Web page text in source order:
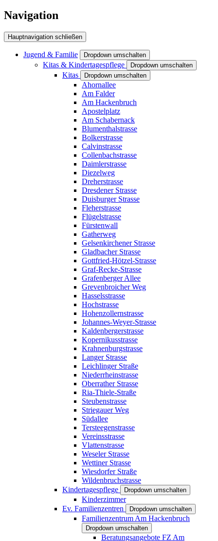
Navigation
Hauptnavigation schließen
Jugend & Familie Dropdown umschalten
Kitas & Kindertagespflege Dropdown umschalten
Kitas Dropdown umschalten
Ahornallee
Am Falder
Am Hackenbruch
Apostelplatz
Am Schabernack
Blumenthalstrasse
Bolkerstrasse
Calvinstrasse
Collenbachstrasse
Daimlerstrasse
Diezelweg
Dreherstrasse
Dresdener Strasse
Duisburger Strasse
Fleherstrasse
Flügelstrasse
Fürstenwall
Gatherweg
Gelsenkirchener Strasse
Gladbacher Strasse
Gottfried-Hötzel-Strasse
Graf-Recke-Strasse
Grafenberger Allee
Grevenbroicher Weg
Hasselsstrasse
Hochstrasse
Hohenzollernstrasse
Johannes-Weyer-Strasse
Kaldenbergerstrasse
Kopernikusstrasse
Krahnenburgstrasse
Langer Strasse
Leichlinger Straße
Niederrheinstrasse
Oberrather Strasse
Ria-Thiele-Straße
Steubenstrasse
Striegauer Weg
Südallee
Tersteegenstrasse
Vereinsstrasse
Vlattenstrasse
Weseler Strasse
Wettiner Strasse
Wiesdorfer Straße
Wildenbruchstrasse
Kindertagespflege
Dropdown umschalten
Kinderzimmer
Ev. Familienzentren
Dropdown umschalten
Familienzentrum Am Hackenbruch
Dropdown umschalten
Beratungsangebote FZ Am